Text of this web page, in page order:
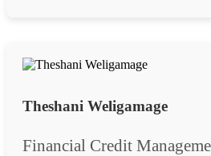
Theshani Weligamage
Financial Credit